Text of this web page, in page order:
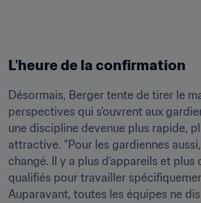
L'heure de la confirmation
Désormais, Berger tente de tirer le
perspectives qui s’ouvrent aux
une discipline devenue plus rapide,
attractive. "Pour les gardiennes
changé. Il y a plus d’appareils et plus
qualifiés pour travailler
Auparavant, toutes les équipes ne